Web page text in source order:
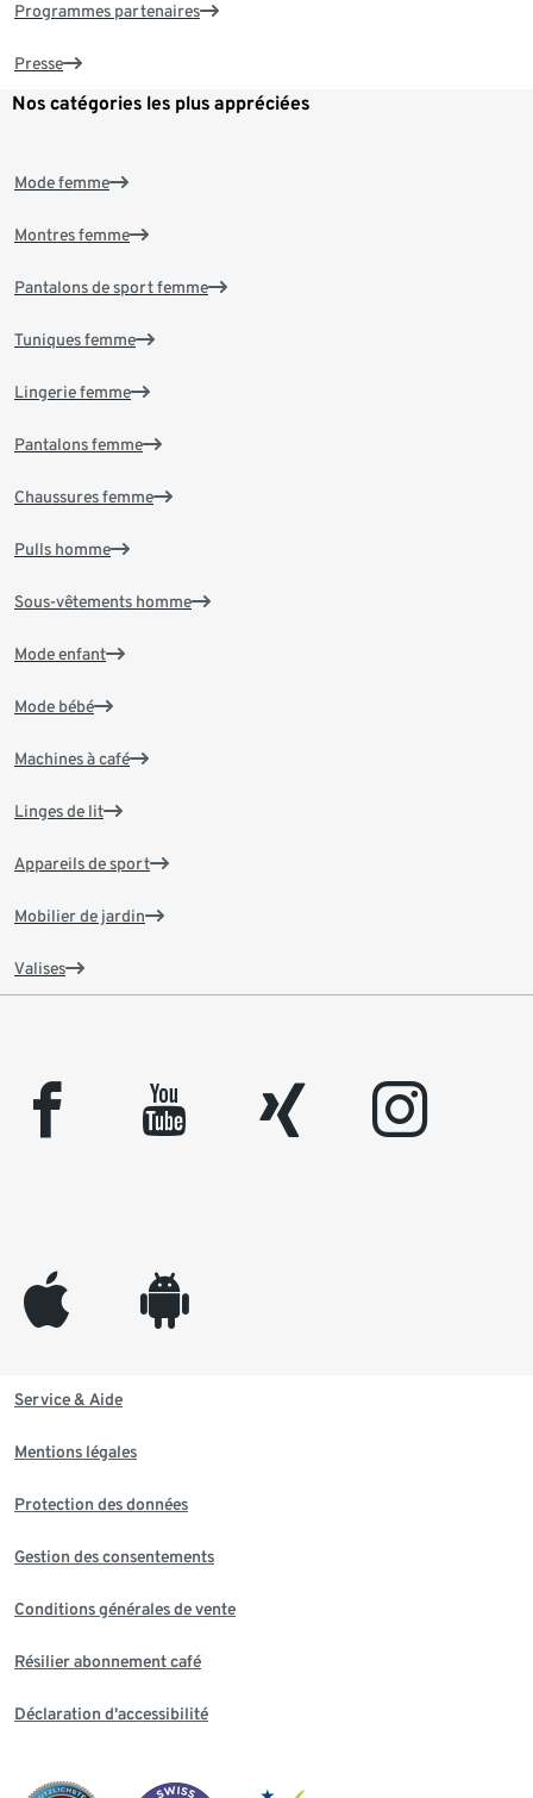
Programmes partenaires
Presse
Nos catégories les plus appréciées
Mode femme
Montres femme
Pantalons de sport femme
Tuniques femme
Lingerie femme
Pantalons femme
Chaussures femme
Pulls homme
Sous-vêtements homme
Mode enfant
Mode bébé
Machines à café
Linges de lit
Appareils de sport
Mobilier de jardin
Valises
facebook youtube xing instagram
appleinc android
Service & Aide
Mentions légales
Protection des données
Gestion des consentements
Conditions générales de vente
Résilier abonnement café
Déclaration d'accessibilité